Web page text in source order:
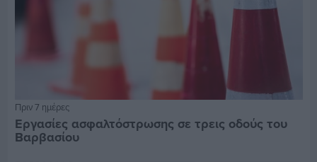
Πριν 7 ημέρες
Εργασίες ασφαλτόστρωσης σε τρεις οδούς του
Βαρβασίου